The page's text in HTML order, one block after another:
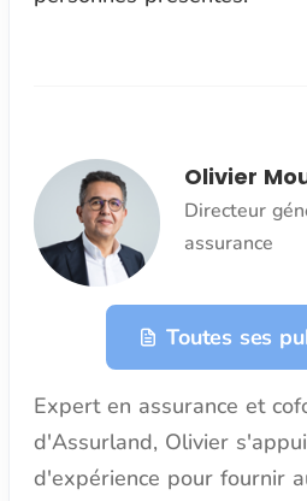
Olivier
Directeur
assurance
Toutes ses
Expert en assurance et
d'Assurland, Olivier
d'expérience pour fournir